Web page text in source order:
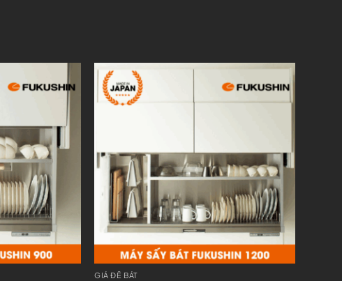
GIÁ ĐỂ BÁT